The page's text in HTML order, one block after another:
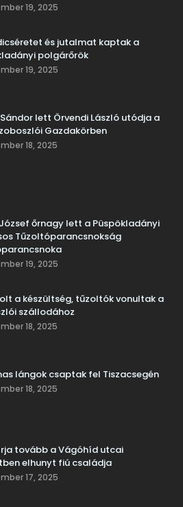
19, 2025
és jutalmat kaptak a
polgárőrök
19, 2025
lett Örvendi László utódja a
Gazdakörben
18, 2025
őrnagy lett a Püspökladányi
Tűzoltóparancsnokság
19, 2025
a készültség, tűzoltók vonultak a
szállodához
18, 2025
lángok csaptak fel Tiszacsegén
18, 2025
tovább a Vágóhíd utcai
elhunyt fiú családja
17, 2025